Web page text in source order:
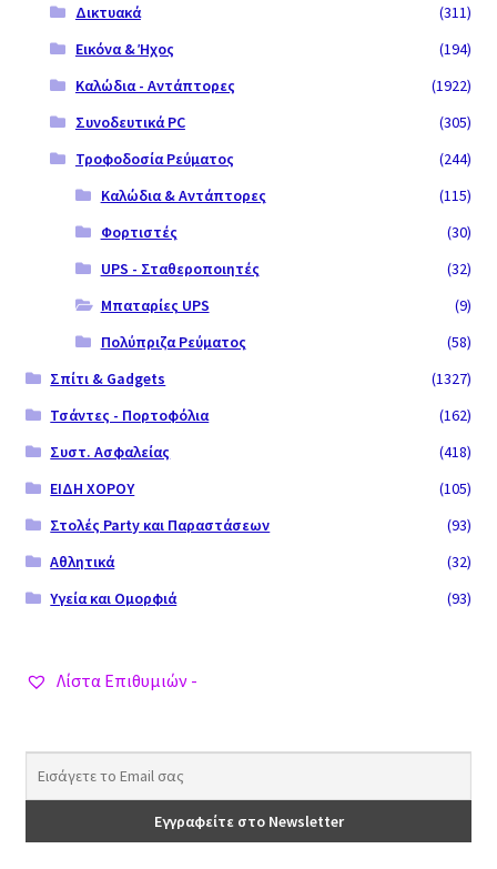
Δικτυακά
(311)
Εικόνα & Ήχος
(194)
Καλώδια - Αντάπτορες
(1922)
Συνοδευτικά PC
(305)
Τροφοδοσία Ρεύματος
(244)
Καλώδια & Αντάπτορες
(115)
Φορτιστές
(30)
UPS - Σταθεροποιητές
(32)
Μπαταρίες UPS
(9)
Πολύπριζα Ρεύματος
(58)
Σπίτι & Gadgets
(1327)
Τσάντες - Πορτοφόλια
(162)
Συστ. Ασφαλείας
(418)
ΕΙΔΗ ΧΟΡΟΥ
(105)
Στολές Party και Παραστάσεων
(93)
Αθλητικά
(32)
Υγεία και Ομορφιά
(93)
Λίστα Επιθυμιών -